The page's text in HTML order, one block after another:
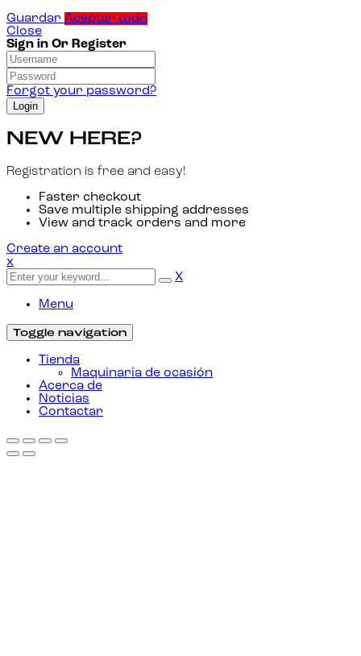
Guardar Aceptar todo
Close
Sign in Or Register
Forgot your password?
NEW HERE?
Registration is free and easy!
Faster checkout
Save multiple shipping addresses
View and track orders and more
Create an account
x
X
Menu
Toggle navigation
Tienda
Maquinaria de ocasión
Acerca de
Noticias
Contactar